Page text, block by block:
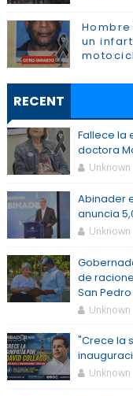
un
RECENT
Fallece la
doctora
Unknown
Abinader
anuncia
Unknown
de
San
Unknown
"Crece la
Unknown